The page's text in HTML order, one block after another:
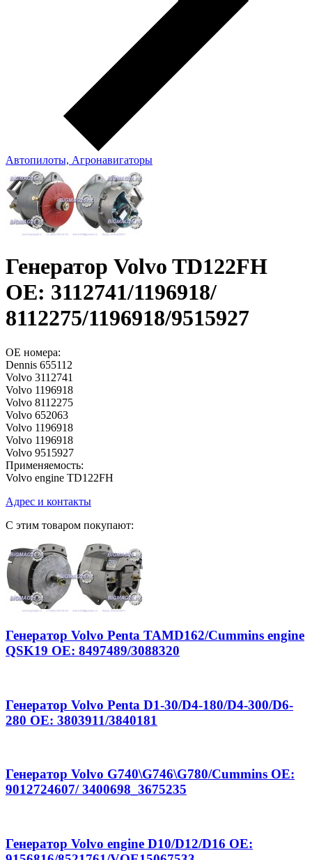
Автопилоты, Агронавигаторы
Генератор Volvo TD122FH
OE: 3112741/1196918/
8112275/1196918/9515927
OE номера:
Dennis 655112
Volvo 3112741
Volvo 1196918
Volvo 8112275
Volvo 652063
Volvo 1196918
Volvo 1196918
Volvo 9515927
Применяемость:
Volvo engine TD122FH
Адрес и контакты
С этим товаром покупают:
Генератор Volvo Penta TAMD162/Cummins engine
QSK19 OE: 8497489/3088320
Генератор Volvo Penta D1-30/D4-180/D4-300/D6-
280 OE: 3803911/3840181
Генератор Volvo G740\G746\G780/Cummins OE:
9012724607/ 3400698_3675235
Генератор Volvo engine D10/D12/D16 OE: